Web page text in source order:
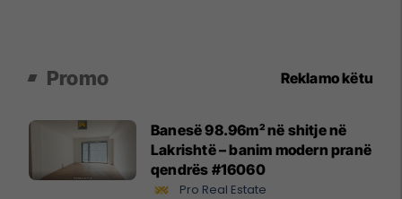
Promo Reklamo këtu
Banesë 98.96m² në shitje në
Lakrishtë – banim modern pranë
qendrës #16060
Pro Real Estate